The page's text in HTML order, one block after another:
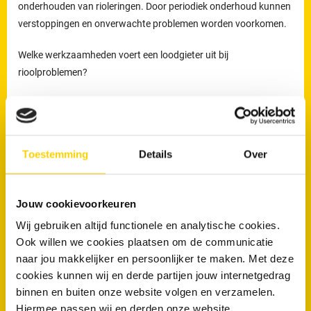
Toestemming Details Over
Jouw cookievoorkeuren
Wij gebruiken altijd functionele en analytische cookies.
Ook willen we cookies plaatsen om de communicatie
naar jou makkelijker en persoonlijker te maken. Met deze
cookies kunnen wij en derde partijen jouw internetgedrag
binnen en buiten onze website volgen en verzamelen.
Hiermee passen wij en derden onze website,
onderhouden van rioleringen. Door periodiek onderhoud kunnen
verstoppingen en onverwachte problemen worden voorkomen.
Welke werkzaamheden voert een loodgieter uit bij
rioolproblemen?
De loodgieters van RRS worden ingezet voor het verhelpen van
verstoppingen en lekkages, maar ook voor het reinigen,
Preventief onderhoud helpt om ophoping van vuil tijdig te
verwijderen en verkleint de kans op terugkerende verstoppingen
Loodgieters voor ontstopping van uw WC
of afvoer in Beilen
Wanneer is een loodgieter nodig bij een verstopte wc of afvoer?
Een loodgieter is nodig wanneer een toilet of afvoer niet meer